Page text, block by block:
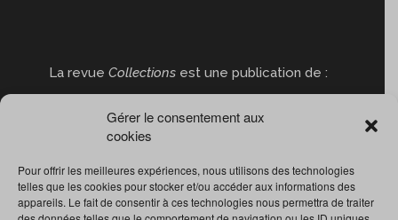
Gérer le consentement aux
cookies
Pour offrir les meilleures expériences, nous utilisons des technologies
telles que les cookies pour stocker et/ou accéder aux informations des
appareils. Le fait de consentir à ces technologies nous permettra de traiter
La revue Collections est une publication de :